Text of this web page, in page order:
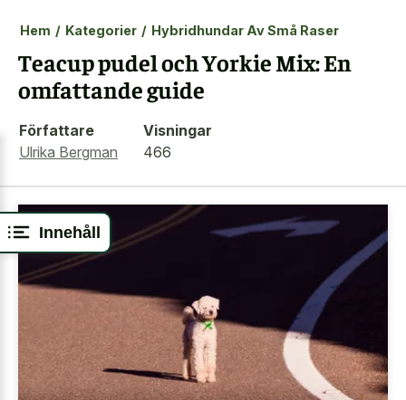
Innehåll
Hem / Kategorier / Hybridhundar Av Små Raser
Teacup pudel och Yorkie Mix: En
omfattande guide
Författare
Ulrika Bergman
Visningar
466